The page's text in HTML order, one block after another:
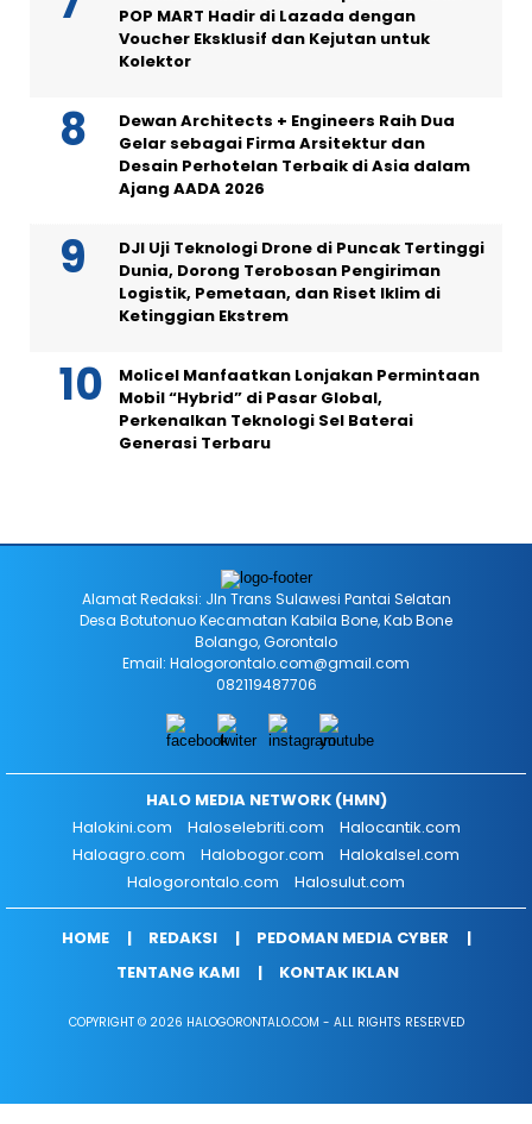
POP MART Hadir di Lazada dengan
Voucher Eksklusif dan Kejutan untuk
Kolektor
Dewan Architects + Engineers Raih Dua
Gelar sebagai Firma Arsitektur dan
Desain Perhotelan Terbaik di Asia dalam
Ajang AADA 2026
DJI Uji Teknologi Drone di Puncak Tertinggi
Dunia, Dorong Terobosan Pengiriman
Logistik, Pemetaan, dan Riset Iklim di
Ketinggian Ekstrem
Molicel Manfaatkan Lonjakan Permintaan
Mobil “Hybrid” di Pasar Global,
Perkenalkan Teknologi Sel Baterai
Generasi Terbaru
Alamat Redaksi: Jln Trans Sulawesi Pantai Selatan
Desa Botutonuo Kecamatan Kabila Bone, Kab Bone
Bolango, Gorontalo
Email: Halogorontalo.com@gmail.com
082119487706
HALO MEDIA NETWORK (HMN)
Halokini.com
Haloselebriti.com
Halocantik.com
Haloagro.com
Halobogor.com
Halokalsel.com
Halogorontalo.com
Halosulut.com
HOME REDAKSI
PEDOMAN MEDIA CYBER
TENTANG KAMI
KONTAK IKLAN
COPYRIGHT © 2026 HALOGORONTALO.COM - ALL RIGHTS RESERVED